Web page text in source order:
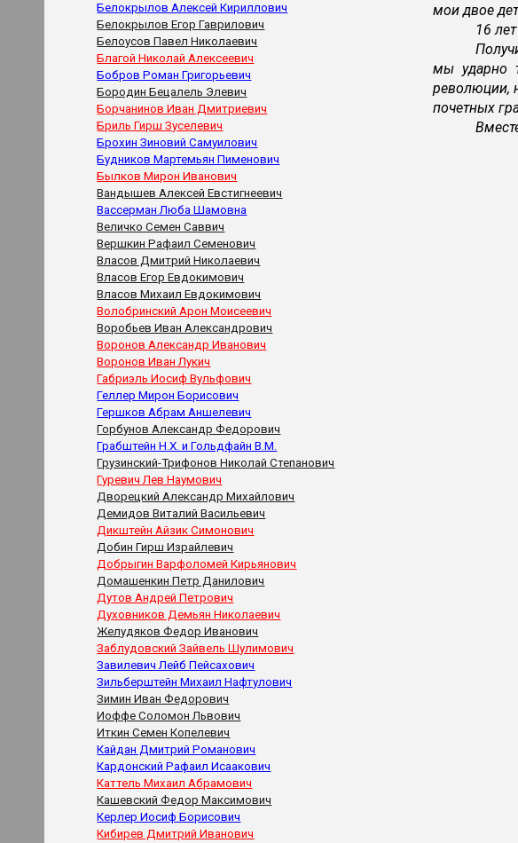
Белокрылов Алексей Кириллович
Белокрылов Егор Гаврилович
Белоусов Павел Николаевич
Благой Николай Алексеевич
Бобров Роман Григорьевич
Бородин Бецалель Элевич
Борчанинов Иван Дмитриевич
Бриль Гирш Зуселевич
Брохин Зиновий Самуилович
Будников Мартемьян Пименович
Былков Мирон Иванович
Вандышев Алексей Евстигнеевич
Вассерман Люба Шамовна
Величко Семен Саввич
Вершкин Рафаил Семенович
Власов Дмитрий Николаевич
Власов Егор Евдокимович
Власов Михаил Евдокимович
Волобринский Арон Моисеевич
Воробьев Иван Александрович
Воронов Александр Иванович
Воронов Иван Лукич
Габриэль Иосиф Вульфович
Геллер Мирон Борисович
Гершков Абрам Аншелевич
Горбунов Александр Федорович
Грабштейн Н.Х. и Гольдфайн В.М.
Грузинский-Трифонов Николай Степанович
Гуревич Лев Наумович
Дворецкий Александр Михайлович
Демидов Виталий Васильевич
Дикштейн Айзик Симонович
Добин Гирш Израйлевич
Добрыгин Варфоломей Кирьянович
Домашенкин Петр Данилович
Дутов Андрей Петрович
Духовников Демьян Николаевич
Желудяков Федор Иванович
Заблудовский Зайвель Шулимович
Завилевич Лейб Пейсахович
Зильберштейн Михаил Нафтулович
Зимин Иван Федорович
Иоффе Соломон Львович
Иткин Семен Копелевич
Кайдан Дмитрий Романович
Кардонский Рафаил Исаакович
Каттель Михаил Абрамович
Кашевский Федор Максимович
Керлер Иосиф Борисович
Кибирев Дмитрий Иванович
мои двое
16
мы ударно
революции,
почетных